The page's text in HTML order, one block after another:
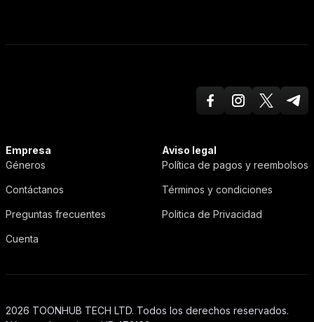
FacebookInstagramTwitter X
Empresa
Géneros
Contáctanos
Preguntas frecuentes
Cuenta
Aviso legal
Política de pagos y reembolsos
Términos y condiciones
Politica de Privacidad
2026 TOONHUB TECH LTD. Todos los derechos reservados.